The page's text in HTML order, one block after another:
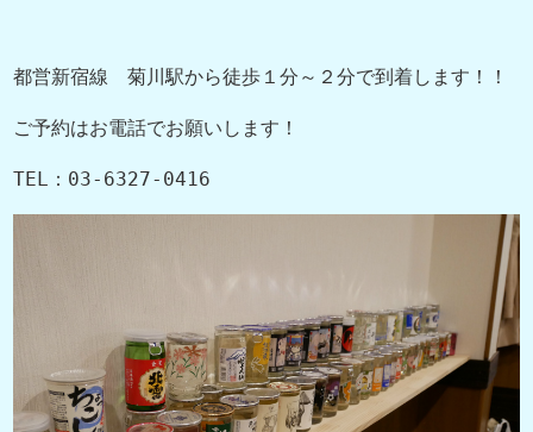
都営新宿線 菊川駅から徒歩１分～２分で到着します！！
ご予約はお電話でお願いします！
TEL：03-6327-0416